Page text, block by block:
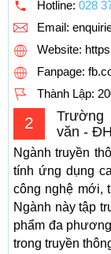
Hotline: 028
Email:
Website:
Fanpage:
Thành Lập:
2
Trường
văn -
Ngành truyền
tính ứng dụng
công nghệ mới,
Ngành này tập
phẩm đa
trong truyền